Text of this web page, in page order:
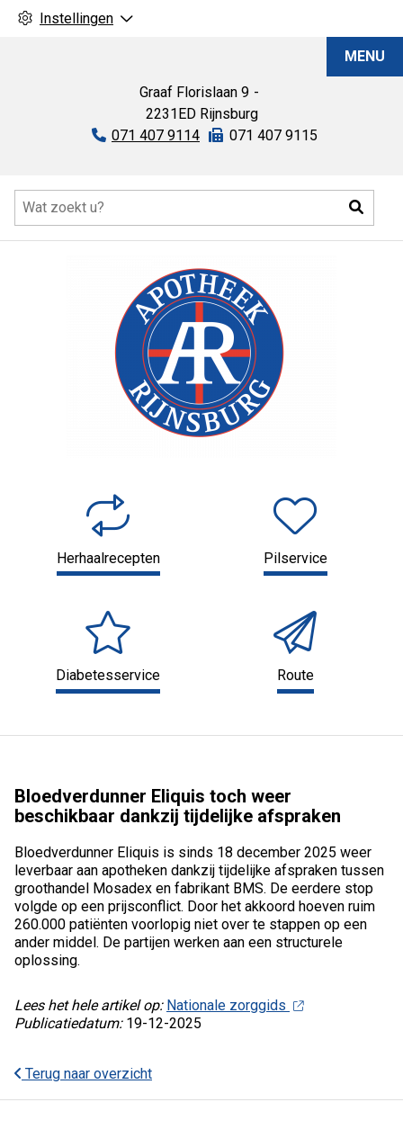
Instellingen
Graaf Florislaan 9
2231ED Rijnsburg
Tel:
071 407 9114 Fax:
071 407 9115
MENU
Herhaalrecepten Pilservice
Diabetesservice Route
Bloedverdunner Eliquis toch weer
beschikbaar dankzij tijdelijke afspraken
Bloedverdunner Eliquis is sinds 18 december 2025 weer
leverbaar aan apotheken dankzij tijdelijke afspraken tussen
groothandel Mosadex en fabrikant BMS. De eerdere stop
volgde op een prijsconflict. Door het akkoord hoeven ruim
260.000 patiënten voorlopig niet over te stappen op een
ander middel. De partijen werken aan een structurele
oplossing.
Lees het hele artikel op: Nationale zorggids
Publicatiedatum: 19-12-2025
Terug naar overzicht